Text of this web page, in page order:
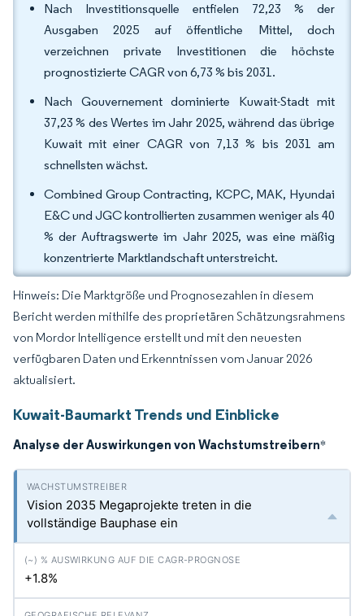
Nach Investitionsquelle entfielen 72,23 % der
Ausgaben 2025 auf öffentliche Mittel, doch
verzeichnen private Investitionen die höchste
prognostizierte CAGR von 6,73 % bis 2031.
Nach Gouvernement dominierte Kuwait-Stadt mit
37,23 % des Wertes im Jahr 2025, während das übrige
Kuwait mit einer CAGR von 7,13 % bis 2031 am
schnellsten wächst.
Combined Group Contracting, KCPC, MAK, Hyundai
E&C und JGC kontrollierten zusammen weniger als 40
% der Auftragswerte im Jahr 2025, was eine mäßig
konzentrierte Marktlandschaft unterstreicht.
Hinweis: Die Marktgröße und Prognosezahlen in diesem
Bericht werden mithilfe des proprietären Schätzungsrahmens
von Mordor Intelligence erstellt und mit den neuesten
verfügbaren Daten und Erkenntnissen vom Januar 2026
aktualisiert.
Kuwait-Baumarkt Trends und Einblicke
Analyse der Auswirkungen von Wachstumstreibern*
Vision 2035 Megaprojekte treten in die
vollständige Bauphase ein
+1.8%